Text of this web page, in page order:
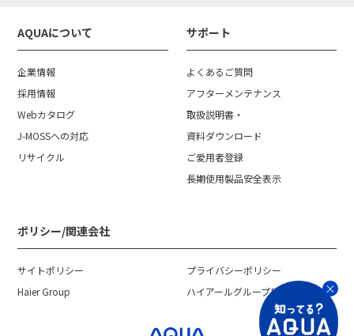
AQUAについて
企業情報
採用情報
Webカタログ
J-MOSSへの対応
リサイクル
サポート
よくあるご質問
アフターメンテナンス
取扱説明書・
資料ダウンロード
ご愛用者登録
長期使用製品安全表示
ポリシー/関連会社
サイトポリシー
プライバシーポリシー
Haier Group
ハイアールグループ日本地域